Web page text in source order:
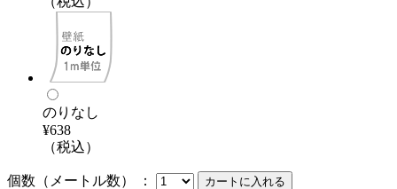
のりなし
¥638
（税込）
個数（メートル数） ：